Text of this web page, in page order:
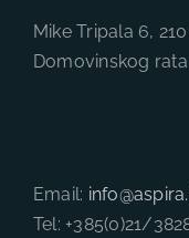
Mike Tripala 6,
Domovinskog
Email:
Tel: +385(0)21/